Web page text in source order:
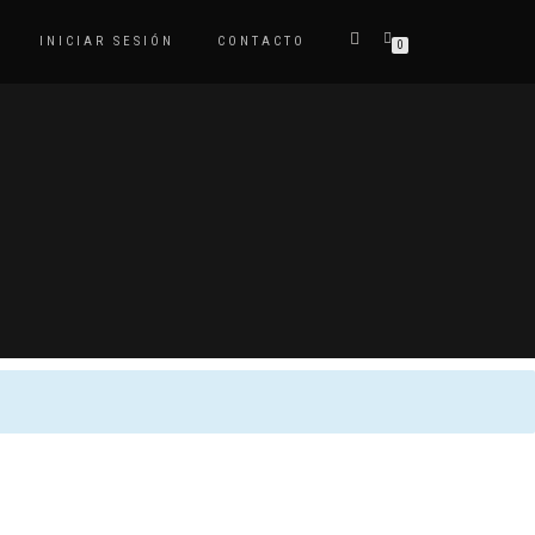
INICIAR SESIÓN CONTACTO 0